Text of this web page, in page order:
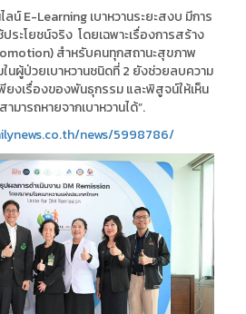
E-Learning เบาหวานระยะสงบ มีการ
ระโยชน์จริง โดยเฉพาะเรื่องการสร้าง
สำหรับคนทุกสถานะสุขภาพ
นผู้ป่วยเบาหวานชนิดที่ 2 ยังช่วยลบความ
พียงเรื่องของพันธุกรรม และพิสูจน์ให้เห็น
มารถหายจากเบาหวานได้”.
news/5998786/